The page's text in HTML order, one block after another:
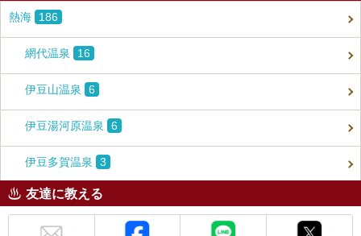
熱海 186
網代温泉 16
伊豆山温泉 6
伊豆湯河原温泉 6
伊豆多賀温泉 3
友達に教える